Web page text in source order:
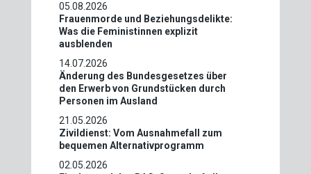
05.08.2026
Frauenmorde und Beziehungsdelikte:
Was die Feministinnen explizit
ausblenden
14.07.2026
Änderung des Bundesgesetzes über
den Erwerb von Grundstücken durch
Personen im Ausland
21.05.2026
Zivildienst: Vom Ausnahmefall zum
bequemen Alternativprogramm
02.05.2026